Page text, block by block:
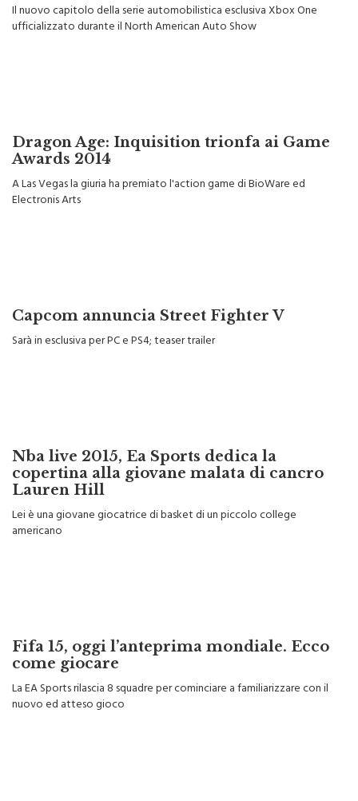
Il nuovo capitolo della serie automobilistica esclusiva Xbox One
ufficializzato durante il North American Auto Show
Dragon Age: Inquisition trionfa ai Game
Awards 2014
A Las Vegas la giuria ha premiato l'action game di BioWare ed
Electronis Arts
Capcom annuncia Street Fighter V
Sarà in esclusiva per PC e PS4; teaser trailer
Nba live 2015, Ea Sports dedica la
copertina alla giovane malata di cancro
Lauren Hill
Lei è una giovane giocatrice di basket di un piccolo college
americano
Fifa 15, oggi l’anteprima mondiale. Ecco
come giocare
La EA Sports rilascia 8 squadre per cominciare a familiarizzare con il
nuovo ed atteso gioco